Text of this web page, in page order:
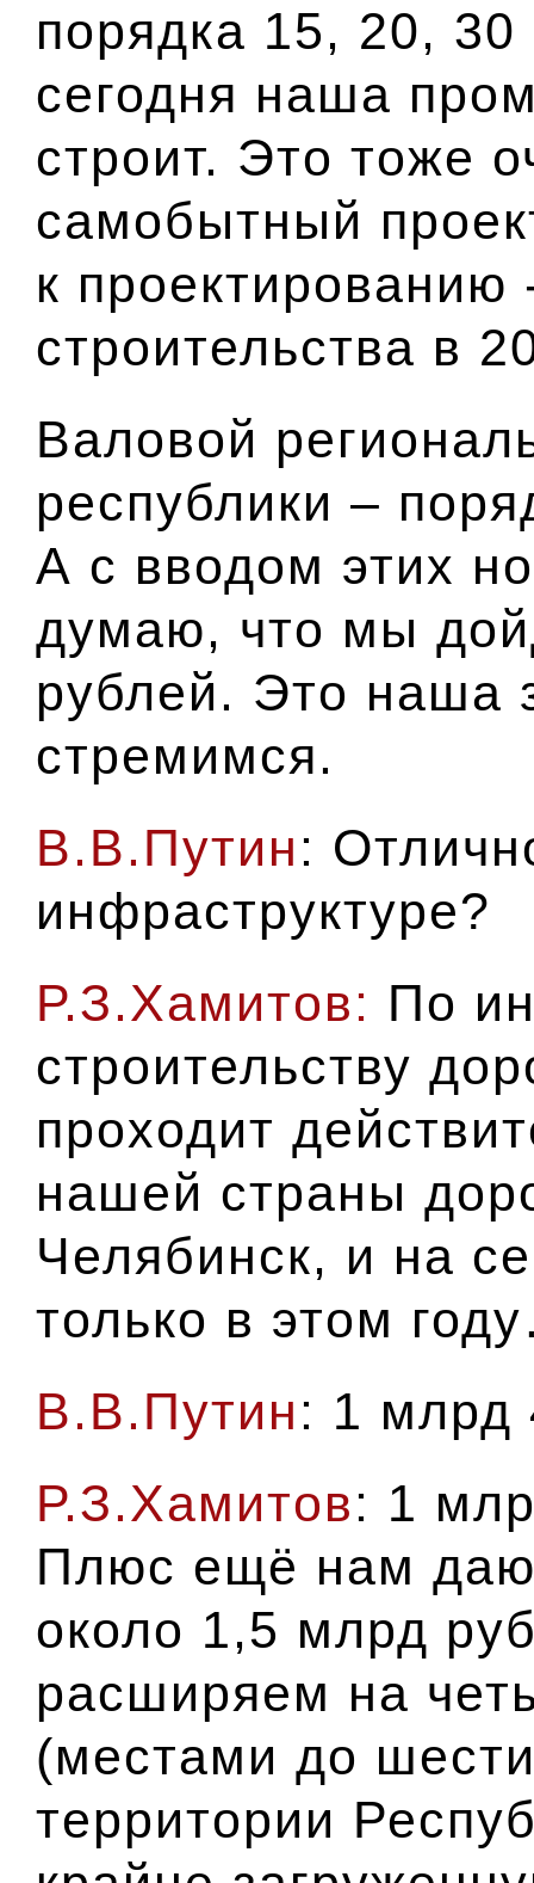
порядка 15, 20, 30
сегодня наша
строит. Это тоже
самобытный
к проектированию
строительства в
Валовой
республики –
А с вводом этих
думаю, что мы
рублей. Это наша
стремимся.
В.В.Путин:
инфраструктуре?
Р.З.Хамитов: По
строительству
проходит
нашей страны
Челябинск, и на
только в этом
В.В.Путин: 1 млрд
Р.З.Хамитов: 1
Плюс ещё нам
около 1,5 млрд
расширяем на
(местами до
территории